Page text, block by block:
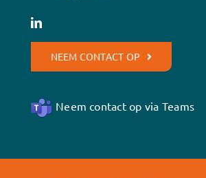
NEEM CONTACT OP
Neem contact op via Teams